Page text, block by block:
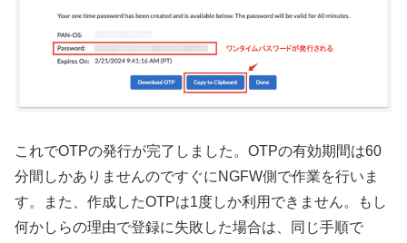
これでOTPの発行が完了しました。OTPの有効期間は60
分間しかありませんのですぐにNGFW側で作業を行いま
す。また、作成したOTPは1度しか利用できません。もし
何かしらの理由で登録に失敗した場合は、同じ手順で